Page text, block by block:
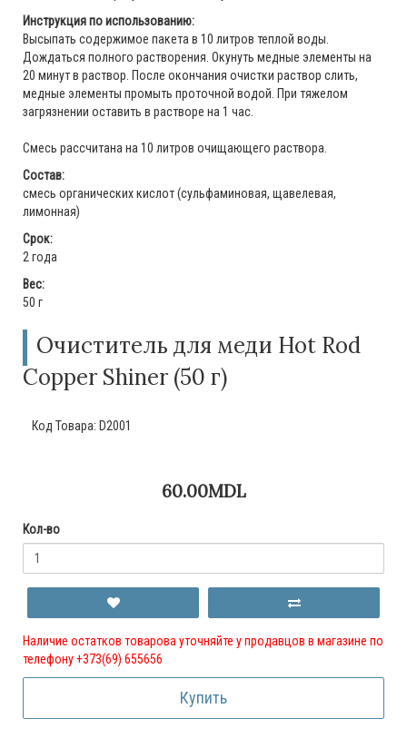
Инструкция по использованию:
Высыпать содержимое пакета в 10 литров теплой воды.
Дождаться полного растворения. Окунуть медные элементы на
20 минут в раствор. После окончания очистки раствор слить,
медные элементы промыть проточной водой. При тяжелом
загрязнении оставить в растворе на 1 час.
Смесь рассчитана на 10 литров очищающего раствора.
Состав:
смесь органических кислот (сульфаминовая, щавелевая,
лимонная)
Срок:
2 года
Вес:
50 г
Очиститель для меди Hot Rod
Copper Shiner (50 г)
Код Товара: D2001
60.00MDL
Кол-во
Наличие остатков товарова уточняйте у продавцов в магазине по
телефону +373(69) 655656
Купить